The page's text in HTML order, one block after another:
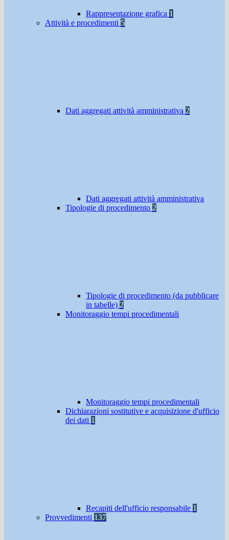
Rappresentazione grafica 1
Attività e procedimenti 5
Dati aggregati attività amministrativa 2
Dati aggregati attività amministrativa
Tipologie di procedimento 2
Tipologie di procedimento (da pubblicare
in tabelle) 2
Monitoraggio tempi procedimentali
Monitoraggio tempi procedimentali
Dichiarazioni sostitutive e acquisizione d'ufficio
dei dati 1
Recapiti dell'ufficio responsabile 1
Provvedimenti 137